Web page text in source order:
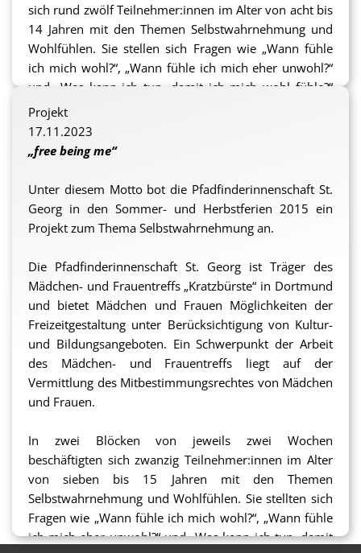
sich rund zwölf Teilnehmer:innen im Alter von acht bis
14 Jahren mit den Themen Selbstwahrnehmung und
Wohlfühlen. Sie stellen sich Fragen wie „Wann fühle
ich mich wohl?“, „Wann fühle ich mich eher unwohl?“
und „Was kann ich tun, damit ich mich wohl fühle?“
Um diesen Fragen nachzugehen, wird kreativ und
spielerisch gearbeitet und es werden verschiedene
Aktionen angeboten. Die Programmplanung
werden sie dabei von pädagogischen Fachkräften, die
sie bei der Sensibilisierung für das Thema Wohlfühlen
(sowohl das eigene als auch das von anderen)
ProFiliis hat sich im Rahmen derSonderförderaktion
2015 bereit erklärt, die insgesamt vier Projektwochen
finanziell zu unterstützen, sodass für die
Teilnehmer:innen nur sehr geringe Kosten entstehen.
sh
Projekt
17.11.2023
„free being me“
Unter diesem Motto bot die Pfadfinderinnenschaft St.
Georg in den Sommer- und Herbstferien 2015 ein
Projekt zum Thema Selbstwahrnehmung an.
Die Pfadfinderinnenschaft St. Georg ist Träger des
Mädchen- und Frauentreffs „Kratzbürste“ in Dortmund
und bietet Mädchen und Frauen Möglichkeiten der
Freizeitgestaltung unter Berücksichtigung von Kultur-
und Bildungsangeboten. Ein Schwerpunkt der Arbeit
des Mädchen- und Frauentreffs liegt auf der
Vermittlung des Mitbestimmungsrechtes von Mädchen
und Frauen.
In zwei Blöcken von jeweils zwei Wochen
beschäftigten sich zwanzig Teilnehmer:innen im Alter
von sieben bis 15 Jahren mit den Themen
Selbstwahrnehmung und Wohlfühlen. Sie stellten sich
Fragen wie „Wann fühle ich mich wohl?“, „Wann fühle
ich mich eher unwohl?“ und „Was kann ich tun, damit